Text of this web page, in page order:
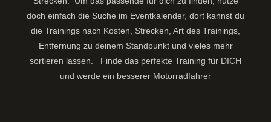
doch einfach die Suche im Eventkalender, dort kannst du
die Trainings nach Kosten, Strecken, Art des Trainings,
Entfernung zu deinem Standpunkt und vieles mehr
sortieren lassen. Finde das perfekte Training für DICH
und werde ein besserer Motorradfahrer